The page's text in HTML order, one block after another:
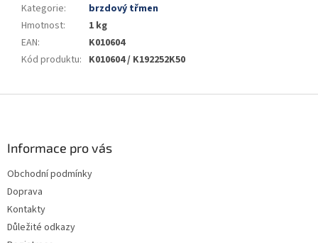
Kategorie:
brzdový třmen
Hmotnost:
1 kg
EAN:
K010604
Kód produktu: K010604 / K192252K50
Informace pro vás
Obchodní podmínky
Doprava
Kontakty
Důležité odkazy